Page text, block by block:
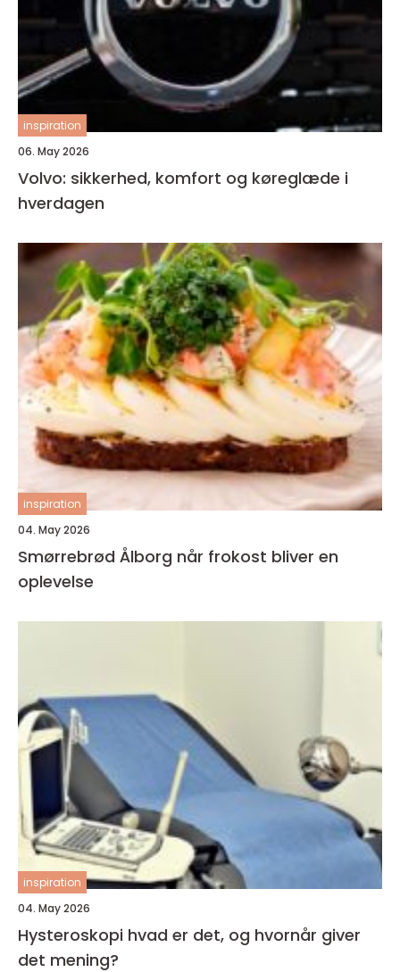
inspiration
06. May 2026
Volvo: sikkerhed, komfort og køreglæde i
hverdagen
inspiration
04. May 2026
Smørrebrød Ålborg når frokost bliver en
oplevelse
inspiration
04. May 2026
Hysteroskopi hvad er det, og hvornår giver
det mening?